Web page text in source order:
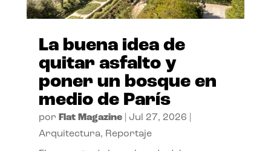
La buena idea de
quitar asfalto y
poner un bosque en
medio de París
por Flat Magazine| Jul 27, 2026
Arquitectura, Reportaje